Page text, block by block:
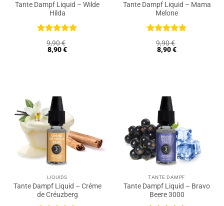
Tante Dampf Liquid – Wilde
Hilda
Bewertet
mit5von
9,90€
8,90€
Tante Dampf Liquid – Mama
Melone
Bewertet
mit5von
9,90€
8,90€
LIQUIDS
Tante Dampf Liquid – Créme
de Créuzberg
TANTE DAMPF
Tante Dampf Liquid – Bravo
Beere 3000